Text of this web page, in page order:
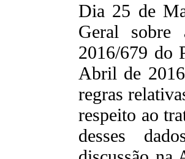
Dia 25 de
Geral sobre
2016/679 do
Abril de
regras
respeito ao
desses